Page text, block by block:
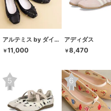
アルテミス by ダイアナ
￥11,000
アディダス
￥8,470